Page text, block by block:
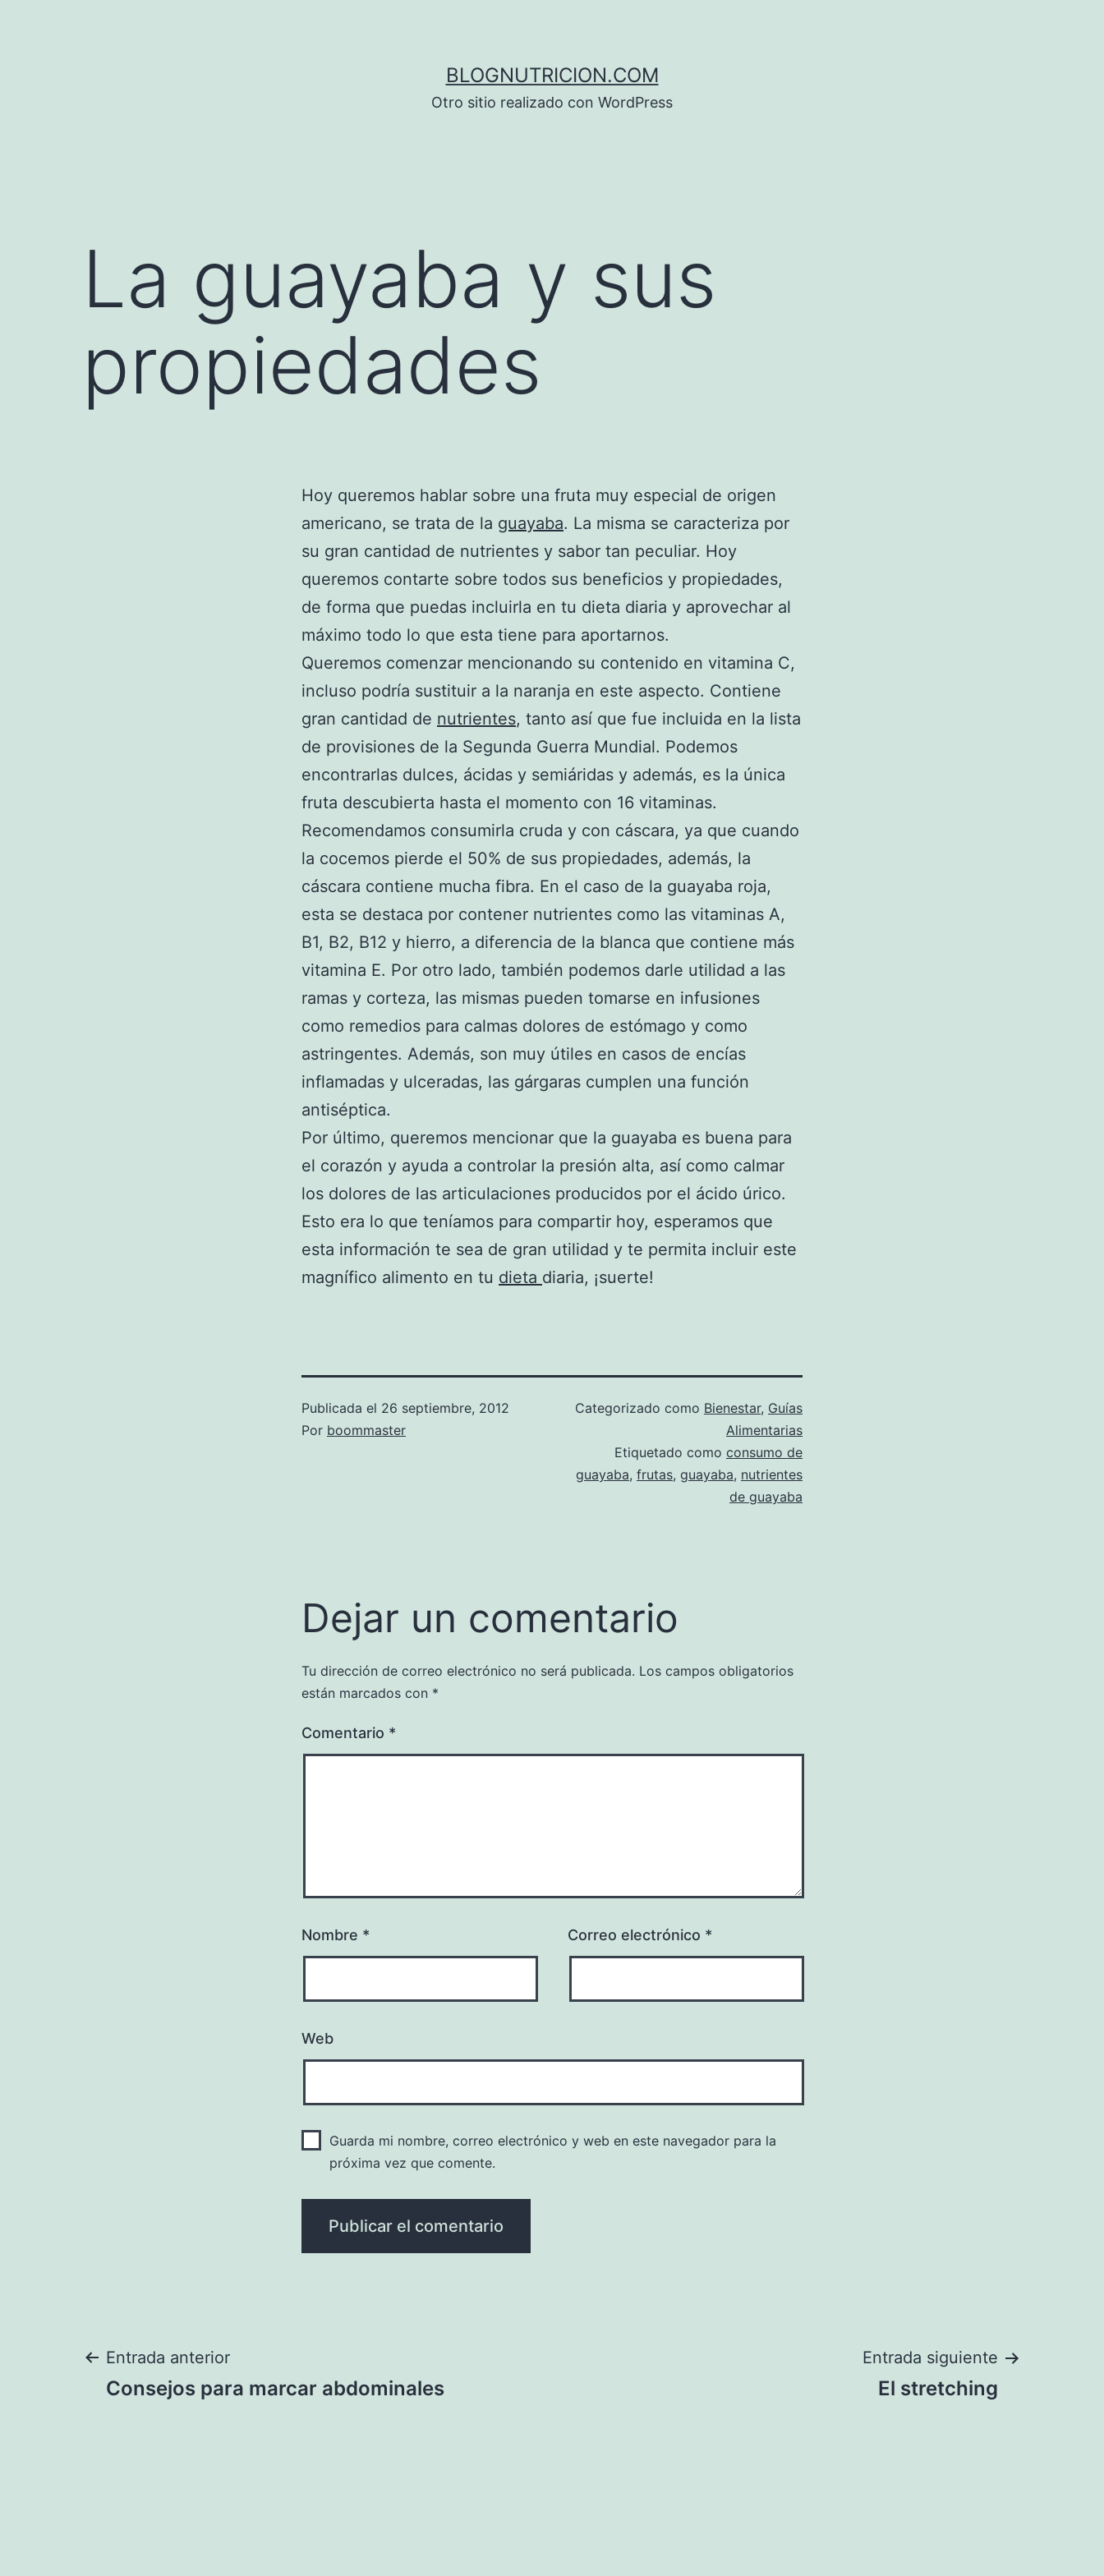
BLOGNUTRICION.COM
Otro sitio realizado con WordPress
La guayaba y sus
propiedades
Hoy queremos hablar sobre una fruta muy especial de origen
americano, se trata de la guayaba. La misma se caracteriza por
su gran cantidad de nutrientes y sabor tan peculiar. Hoy
queremos contarte sobre todos sus beneficios y propiedades,
de forma que puedas incluirla en tu dieta diaria y aprovechar al
máximo todo lo que esta tiene para aportarnos.
Queremos comenzar mencionando su contenido en vitamina C,
incluso podría sustituir a la naranja en este aspecto. Contiene
gran cantidad de nutrientes, tanto así que fue incluida en la lista
de provisiones de la Segunda Guerra Mundial. Podemos
encontrarlas dulces, ácidas y semiáridas y además, es la única
fruta descubierta hasta el momento con 16 vitaminas.
Recomendamos consumirla cruda y con cáscara, ya que cuando
la cocemos pierde el 50% de sus propiedades, además, la
cáscara contiene mucha fibra. En el caso de la guayaba roja,
esta se destaca por contener nutrientes como las vitaminas A,
B1, B2, B12 y hierro, a diferencia de la blanca que contiene más
vitamina E. Por otro lado, también podemos darle utilidad a las
ramas y corteza, las mismas pueden tomarse en infusiones
como remedios para calmas dolores de estómago y como
astringentes. Además, son muy útiles en casos de encías
inflamadas y ulceradas, las gárgaras cumplen una función
antiséptica.
Por último, queremos mencionar que la guayaba es buena para
el corazón y ayuda a controlar la presión alta, así como calmar
los dolores de las articulaciones producidos por el ácido úrico.
Esto era lo que teníamos para compartir hoy, esperamos que
esta información te sea de gran utilidad y te permita incluir este
magnífico alimento en tu dieta diaria, ¡suerte!
Publicada el 26 septiembre, 2012
Por boommaster
Categorizado como Bienestar, Guías
Alimentarias
Etiquetado como consumo de
guayaba, frutas, guayaba, nutrientes
de guayaba
Dejar un comentario
Tu dirección de correo electrónico no será publicada. Los campos obligatorios
están marcados con *
Comentario *
Nombre * Correo electrónico *
Web
Guarda mi nombre, correo electrónico y web en este navegador para la
próxima vez que comente.
Navegación
Entrada anterior
Consejos para marcar abdominales
Entrada siguiente
El stretching